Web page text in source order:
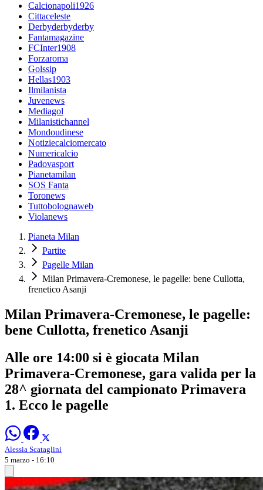
Calcionapoli1926
Cittaceleste
Derbyderbyderby
Fantamagazine
FCInter1908
Forzaroma
Golssip
Hellas1903
Ilmilanista
Juvenews
Mediagol
Milanistichannel
Mondoudinese
Notiziecalciomercato
Numericalcio
Padovasport
Pianetamilan
SOS Fanta
Toronews
Tuttobolognaweb
Violanews
Pianeta Milan
Partite
Pagelle Milan
Milan Primavera-Cremonese, le pagelle: bene Cullotta,
frenetico Asanji
Milan Primavera-Cremonese, le pagelle:
bene Cullotta, frenetico Asanji
Alle ore 14:00 si è giocata Milan
Primavera-Cremonese, gara valida per la
28^ giornata del campionato Primavera
1. Ecco le pagelle
Alessia Scataglini
5 marzo - 16:10